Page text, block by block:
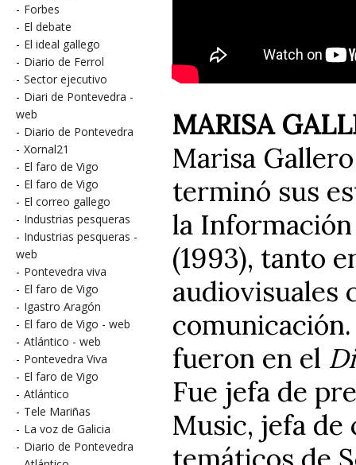
- Forbes
- El debate
- El ideal gallego
- Diario de Ferrol
- Sector ejecutivo
- Diari de Pontevedra -
web
- Diario de Pontevedra
- Xornal21
- El faro de Vigo
- El faro de Vigo
- El correo gallego
- Industrias pesqueras
- Industrias pesqueras -
web
- Pontevedra viva
- El faro de Vigo
- Igastro Aragón
- El faro de Vigo - web
- Atlántico - web
- Pontevedra Viva
- El faro de Vigo
- Atlántico
- Tele Mariñas
- La voz de Galicia
- Diario de Pontevedra
MARISA
Marisa
terminó sus
la
(1993), tanto
audiovisuales
fueron en el
Fue jefa de
Music, jefa de